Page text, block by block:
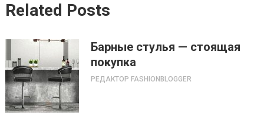
Related Posts
Барные стулья — стоящая
покупка
РЕДАКТОР FASHIONBLOGGER